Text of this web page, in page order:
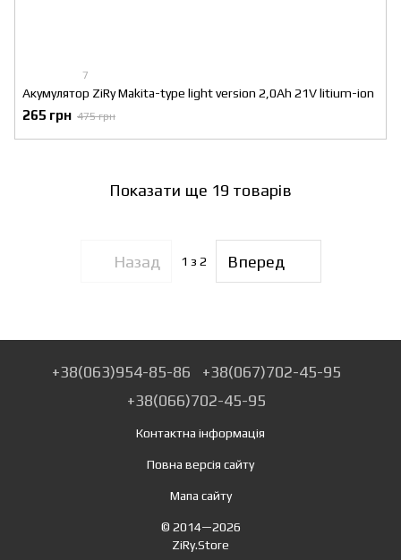
7
Акумулятор ZiRy Makita-type light version 2,0Ah 21V litium-ion
265 грн 475 грн
Показати ще 19 товарів
Назад 1 з 2 Вперед
+38(063)954-85-86
+38(067)702-45-95
+38(066)702-45-95
Контактна інформація
Повна версія сайту
Мапа сайту
© 2014—2026
ZiRy.Store